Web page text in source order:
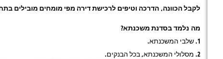
לקבל הכוונה, הדרכה וטיפים לרכישת דירה מפי מומחים מובילים
מה נלמד בסדנת משכנתא?
1. שלבי המשכנתא.
2. מסלולי המשכנתא, בכל הבנקים.